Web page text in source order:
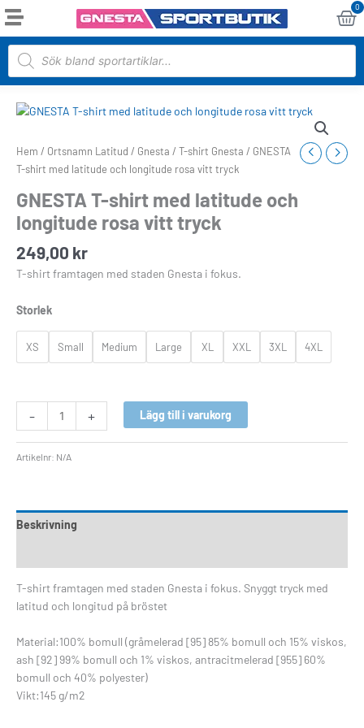
Hoppa
till
innehåll
0
Products
search
Hem / Ortsnamn Latitud / Gnesta / T-shirt Gnesta / GNESTA
T-shirt med latitude och longitude rosa vitt tryck
GNESTA T-shirt med latitude och
longitude rosa vitt tryck
249,00 kr
T-shirt framtagen med staden Gnesta i fokus.
Storlek
XS Small Medium Large XL XXL 3XL 4XL
-
GNESTA
shirt
med
och
longitude
vitt
tryck
+ Lägg till i varukorg
Artikelnr: N/A
Beskrivning
T-shirt framtagen med staden Gnesta i fokus. Snyggt tryck med
latitud och longitud på bröstet
Material:100% bomull (gråmelerad [95] 85% bomull och 15% viskos,
ash [92] 99% bomull och 1% viskos, antracitmelerad [955] 60%
bomull och 40% polyester)
Vikt:145 g/m2